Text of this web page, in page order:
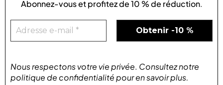
Abonnez-vous et profitez de10 % de réduction.
Nous respectons votre vie privée. Consultez notre
politique de confidentialitépouren savoir plus.